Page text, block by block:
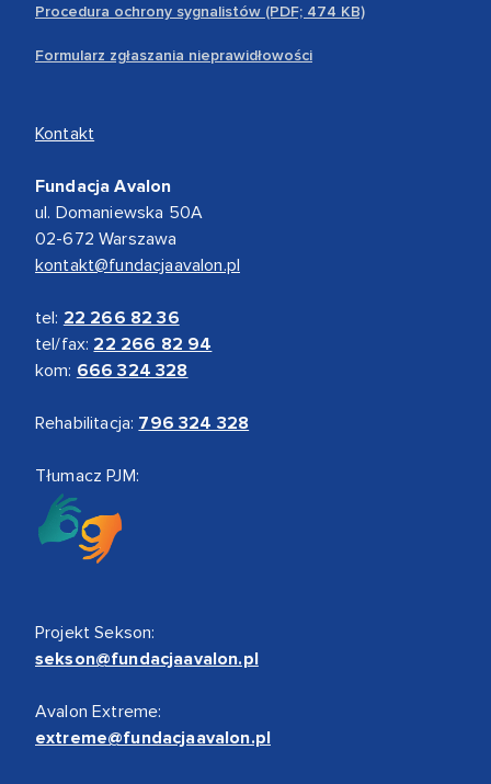
Procedura ochrony sygnalistów (PDF; 474 KB)
Formularz zgłaszania nieprawidłowości
Kontakt
Fundacja Avalon
ul. Domaniewska 50A
02-672 Warszawa
kontakt@fundacjaavalon.pl
tel: 22 266 82 36
tel/fax: 22 266 82 94
kom: 666 324 328
Rehabilitacja: 796 324 328
Tłumacz PJM:
Projekt Sekson:
sekson@fundacjaavalon.pl
Avalon Extreme:
extreme@fundacjaavalon.pl